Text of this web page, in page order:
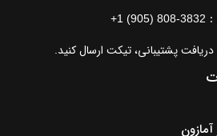
+1 (905) 808-3832
دریافت پشتیبانی، تیکت ارسال کنید.